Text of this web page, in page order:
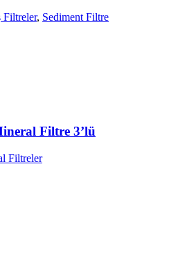
Filtreler, Sediment Filtre
Filtre 3’lü
Filtreler